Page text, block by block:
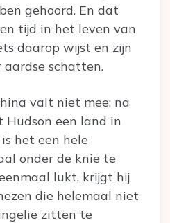
gehoord. En dat
tijd in het leven van
daarop wijst en zijn
schatten.
valt niet mee: na
een land in
het een hele
onder de knie te
lukt, krijgt hij
die helemaal niet
zitten te